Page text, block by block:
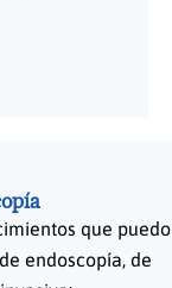
que puedo
endoscopía, de